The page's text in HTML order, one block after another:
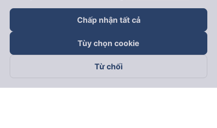
Theo dõi chúng tôi trên
Chấp nhận tất cả
Tùy chọn cookie
Từ chối